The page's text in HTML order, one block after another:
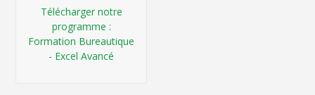
Télécharger notre
programme :
Formation Bureautique
- Excel Avancé